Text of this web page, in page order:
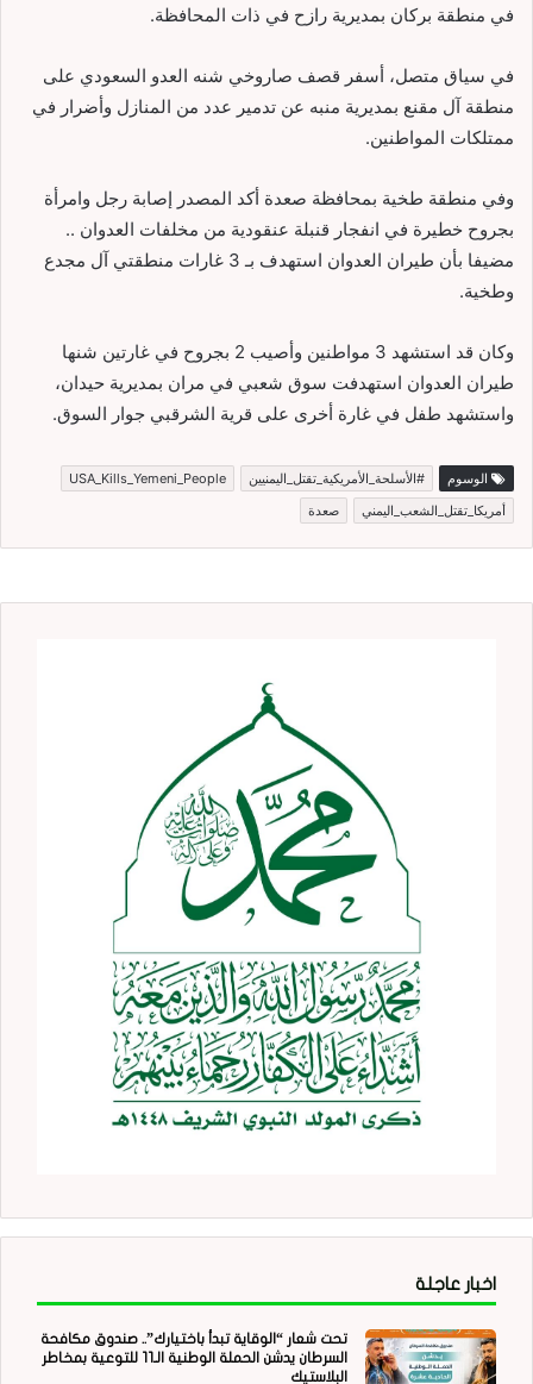
في منطقة بركان بمديرية رازح في ذات المحافظة.
في سياق متصل، أسفر قصف صاروخي شنه العدو السعودي على
منطقة آل مقنع بمديرية منبه عن تدمير عدد من المنازل وأضرار في
ممتلكات المواطنين.
وفي منطقة طخية بمحافظة صعدة أكد المصدر إصابة رجل وامرأة
بجروح خطيرة في انفجار قنبلة عنقودية من مخلفات العدوان ..
مضيفا بأن طيران العدوان استهدف بـ 3 غارات منطقتي آل مجدع
وطخية.
وكان قد استشهد 3 مواطنين وأصيب 2 بجروح في غارتين شنها
طيران العدوان استهدفت سوق شعبي في مران بمديرية حيدان،
واستشهد طفل في غارة أخرى على قرية الشرقبي جوار السوق.
الوسوم #الأسلحة_الأمريكية_تقتل_اليمنيين
USA_Kills_Yemeni_People
أمريكا_تقتل_الشعب_اليمني
صعدة
اخبار عاجلة
تحت شعار “الوقاية تبدأ باختيارك”.. صندوق مكافحة
السرطان يدشن الحملة الوطنية الـ11 للتوعية بمخاطر
البلاستيك